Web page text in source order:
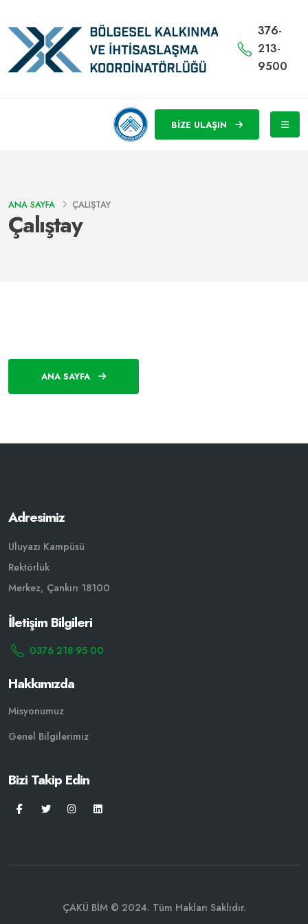
376-
213-
9500
BİZE ULAŞIN
Çalıştay
ANA SAYFA ÇALIŞTAY
ANA SAYFA
Adresimiz
Uluyazı Kampüsü
Rektörlük
Merkez, Çankırı 18100
İletişim Bilgileri
0376 218 95 00
Hakkımızda
Misyonumuz
Genel Bilgilerimiz
Bizi Takip Edin
ÇAKÜ BİM © 2024. Tüm Hakları Saklıdır.